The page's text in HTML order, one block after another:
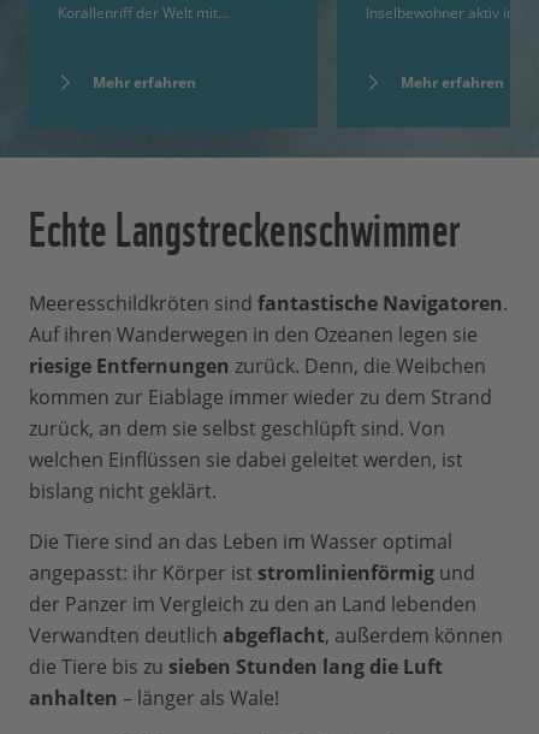
Korallenriff der Welt mit…
Mehr erfahren
Inselbewohner aktiv in
Mehr erfahren
Echte Langstreckenschwimmer
Meeresschildkröten sind fantastische Navigatoren.
Auf ihren Wanderwegen in den Ozeanen legen sie
riesige Entfernungen zurück. Denn, die Weibchen
kommen zur Eiablage immer wieder zu dem Strand
zurück, an dem sie selbst geschlüpft sind. Von
welchen Einflüssen sie dabei geleitet werden, ist
bislang nicht geklärt.
Die Tiere sind an das Leben im Wasser optimal
angepasst: ihr Körper ist stromlinienförmig und
der Panzer im Vergleich zu den an Land lebenden
Verwandten deutlich abgeflacht, außerdem können
die Tiere bis zu sieben Stunden lang die Luft
anhalten – länger als Wale!